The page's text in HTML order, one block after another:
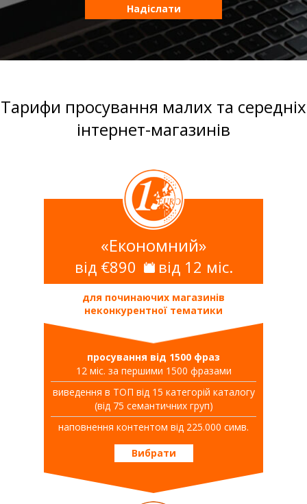
Надіслати
Тарифи просування малих та середніх
інтернет-магазинів
«Економний»
від €890 від 12 міс.
для починаючих магазинів
неконкурентної тематики
просування від 1500 фраз
12 міс. за першими 1500 фразами
виведення в ТОП від 15 категорій каталогу
(від 75 семантичних груп)
наповнення контентом від 225.000 симв.
Вибрати